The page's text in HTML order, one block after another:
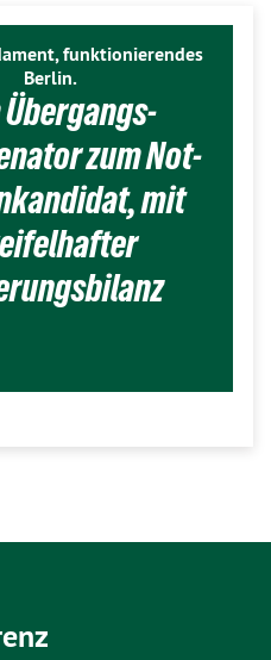
funktionierendes
Berlin.
Übergangs-
zum Not-
mit